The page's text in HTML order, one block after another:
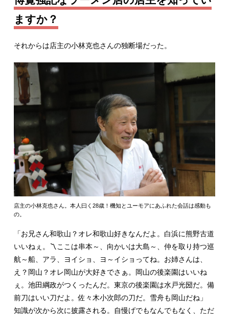
ますか？
それからは店主の小林克也さんの独断場だった。
店主の小林克也さん。本人曰く28歳！機知とユーモアにあふれた会話は感動も
の。
「お兄さん和歌山？オレ和歌山好きなんだよ。白浜に熊野古道
いいねぇ。〽ここは串本～、向かいは大島～、仲を取り持つ巡
航～船、アラ、ヨイショ、ヨ～イショってね。お姉さんは、
え？岡山？オレ岡山が大好きでさぁ。岡山の後楽園はいいね
ぇ。池田綱政がつくったんだ。東京の後楽園は水戸光圀だ。備
前刀はいい刀だよ。佐々木小次郎の刀だ。雪舟も岡山だね」
知識が次から次に披露される。自慢げでもなんでもなく、ただ